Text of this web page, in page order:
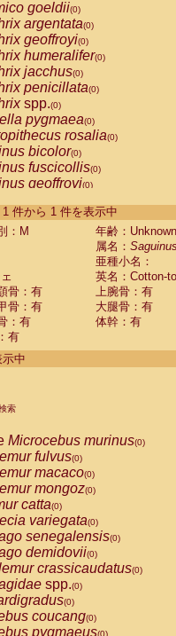
goeldii(0)
argentata(0)
geoffroyi(0)
humeralifer(0)
jacchus(0)
penicillata(0)
spp.(0)
pygmaea(0)
rosalia(0)
bicolor(0)
fuscicollis(0)
geoffroyi(0)
labiatus(0)
leucopus (0)
nigricollis (0)
oedipus
weddelli
spp.
trivirgatus
albifrons
nigrivittatus
boliviensis(0)
sciureus(0)
caraya(0)
fusca(0)
seniculus
spp.(0)
belzebuth(0)
geoffroyi(0)
paniscus(0)
spp.(0)
lagothricha
lagothricha cana
calvus rubicundus
件から 1 件を表示中
：M
年齢：Unknown
属名： Saguinus
亜種小名：
英名：Cotton-
骨：有 上腕骨：有
骨：有 大腿骨：有
：有
体幹：有
有
中
索
Microcebus murinus(0)
fulvus(0)
macaco(0)
mongoz(0)
catta(0)
variegata(0)
senegalensis(0)
demidovii(0)
crassicaudatus(0)
spp.(0)
(0)
coucang(0)
pygmaeus(0)